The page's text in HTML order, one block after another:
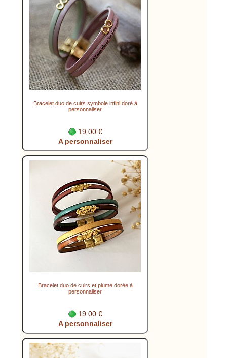
Bracelet duo de cuirs symbole infini doré à
personnaliser
19.00 €
A personnaliser
Bracelet duo de cuirs et plume dorée à
personnaliser
19.00 €
A personnaliser